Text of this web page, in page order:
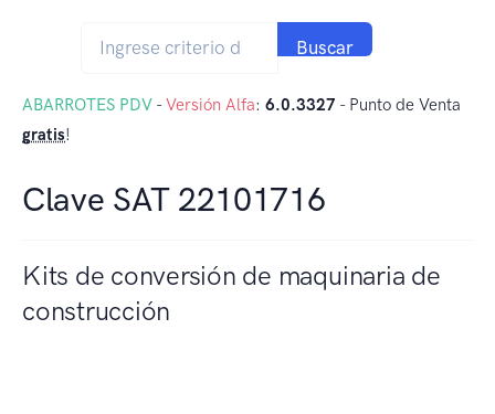
Buscar
ABARROTES PDV -Versión Alfa: 6.0.3327 - Punto de Venta
gratis!
Clave SAT 22101716
Kits de conversión de maquinaria de
construcción